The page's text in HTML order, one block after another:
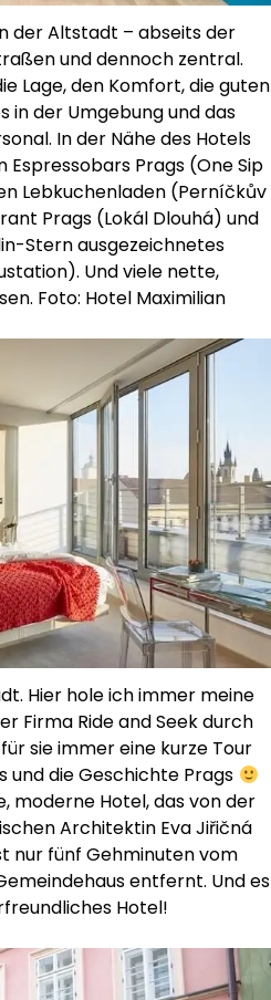
der Altstadt – abseits der
und dennoch zentral.
Lage, den Komfort, die guten
in der Umgebung und das
In der Nähe des Hotels
Espressobars Prags (One Sip
Lebkuchenladen (Perníčkův
Prags (Lokál Dlouhá) und
Stern ausgezeichnetes
Und viele nette,
Foto: Hotel Maximilian
Hier hole ich immer meine
Firma Ride and Seek durch
sie immer eine kurze Tour
und die Geschichte Prags
moderne Hotel, das von der
Architektin Eva Jiřičná
nur fünf Gehminuten vom
entfernt. Und es
Hotel!